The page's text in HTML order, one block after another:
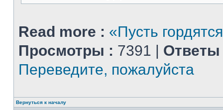
Read more : «Пусть
Просмотры : 7391 | Ответы
Переведите, пожалуйста
Вернуться к началу